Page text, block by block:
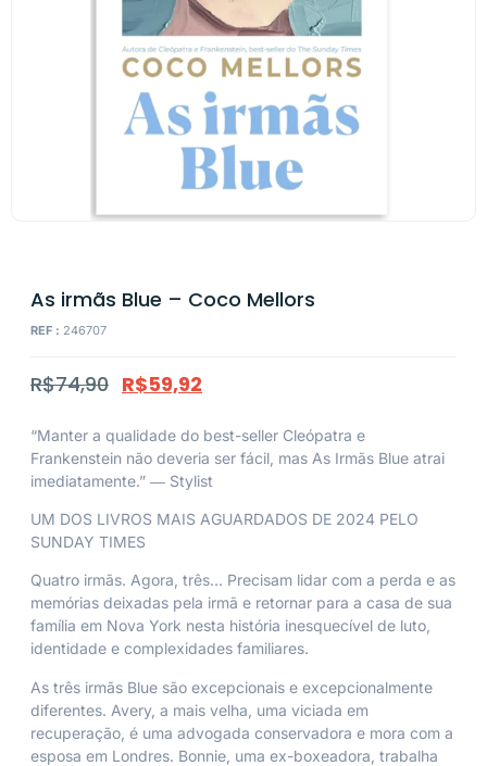
As irmãs Blue – Coco Mellors
REF : 246707
R$74,90 R$59,92
“Manter a qualidade do best-seller Cleópatra e
Frankenstein não deveria ser fácil, mas As Irmãs Blue atrai
imediatamente.” ― Stylist
UM DOS LIVROS MAIS AGUARDADOS DE 2024 PELO
SUNDAY TIMES
Quatro irmãs. Agora, três… Precisam lidar com a perda e as
memórias deixadas pela irmã e retornar para a casa de sua
família em Nova York nesta história inesquecível de luto,
identidade e complexidades familiares.
As três irmãs Blue são excepcionais e excepcionalmente
diferentes. Avery, a mais velha, uma viciada em
recuperação, é uma advogada conservadora e mora com a
esposa em Londres. Bonnie, uma ex-boxeadora, trabalha